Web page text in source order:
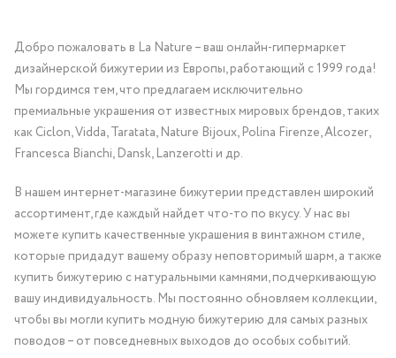
Добро пожаловать в La Nature – ваш онлайн-гипермаркет
дизайнерской бижутерии из Европы, работающий с 1999 года!
Мы гордимся тем, что предлагаем исключительно
премиальные украшения от известных мировых брендов, таких
как Ciclon, Vidda, Taratata, Nature Bijoux, Polina Firenze, Alcozer,
Francesca Bianchi, Dansk, Lanzerotti и др.
В нашем интернет-магазине бижутерии представлен широкий
ассортимент, где каждый найдет что-то по вкусу. У нас вы
можете купить качественные украшения в винтажном стиле,
которые придадут вашему образу неповторимый шарм, а также
купить бижутерию с натуральными камнями, подчеркивающую
вашу индивидуальность. Мы постоянно обновляем коллекции,
чтобы вы могли купить модную бижутерию для самых разных
поводов – от повседневных выходов до особых событий.